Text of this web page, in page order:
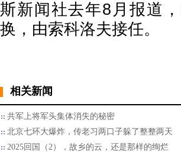
斯新闻社去年8月报道
换，由索科洛夫接任。
相关新闻
共军上将军头集体消失的秘密
北京七环大爆炸，传老习两口子躲了整整两天
2025回国（2），故乡的云，还是那样的绚烂